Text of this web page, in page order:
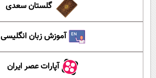
گلستان سعدی
آموزش زبان انگلیسی
آپارات عصر ایران